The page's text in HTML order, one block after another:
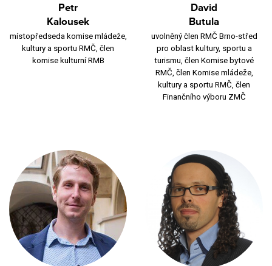
Petr
Kalousek
místopředseda komise mládeže,
kultury a sportu RMČ, člen
komise kulturní RMB
David
Butula
uvolněný člen RMČ Brno-střed
pro oblast kultury, sportu a
turismu, člen Komise bytové
RMČ, člen Komise mládeže,
kultury a sportu RMČ, člen
Finančního výboru ZMČ